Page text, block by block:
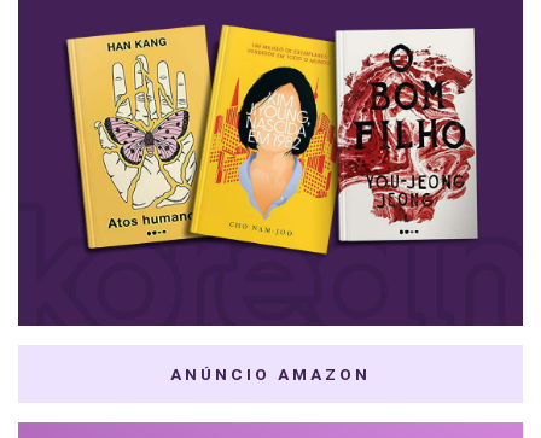
ANÚNCIO AMAZON